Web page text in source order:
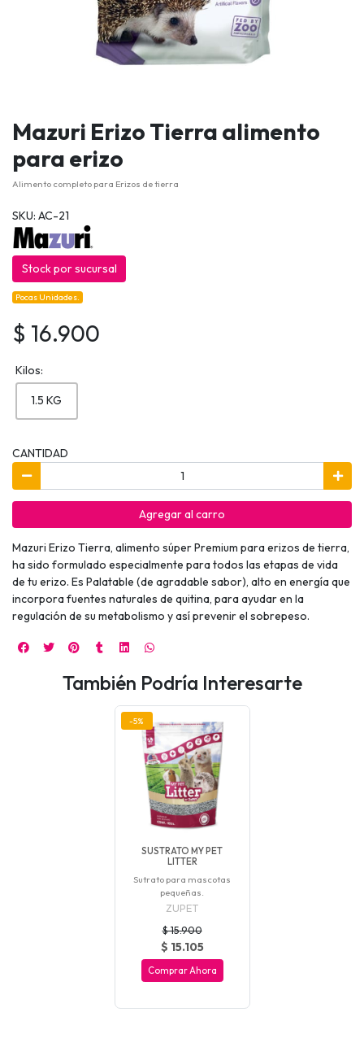
Mazuri Erizo Tierra alimento
para erizo
Alimento completo para Erizos de tierra
SKU: AC-21
Stock por sucursal
Pocas Unidades.
$ 16.900
Kilos:
1.5 KG
CANTIDAD
Agregar al carro
Mazuri Erizo Tierra, alimento súper Premium para erizos de tierra,
ha sido formulado especialmente para todos las etapas de vida
de tu erizo. Es Palatable (de agradable sabor), alto en energía que
incorpora fuentes naturales de quitina, para ayudar en la
regulación de su metabolismo y así prevenir el sobrepeso.
También Podría Interesarte
-5%
SUSTRATO MY PET
LITTER
Sutrato para mascotas
pequeñas.
ZUPET
$ 15.900
$ 15.105
Comprar Ahora